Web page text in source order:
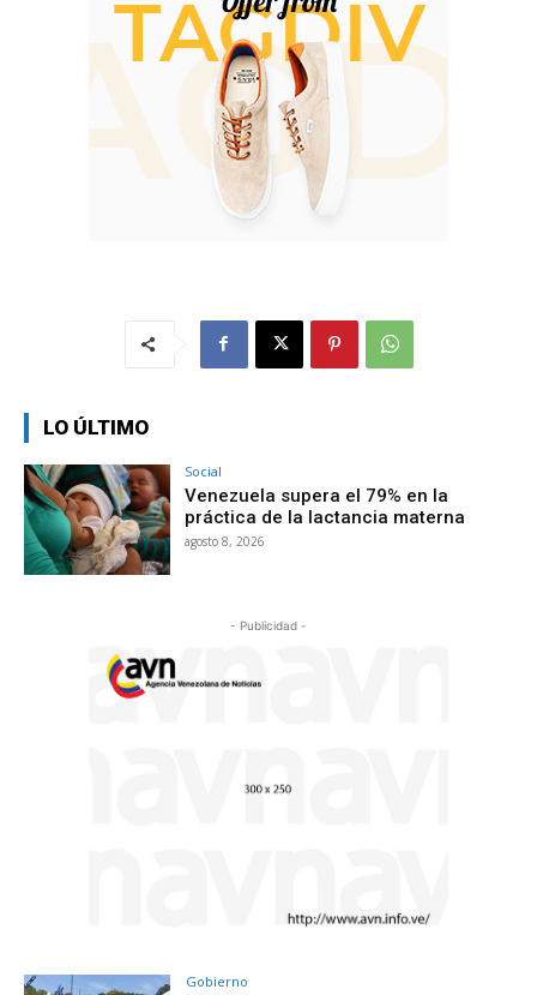
LO ÚLTIMO
Social
Venezuela supera el 79% en la
práctica de la lactancia materna
agosto 8, 2026
- Publicidad -
Gobierno